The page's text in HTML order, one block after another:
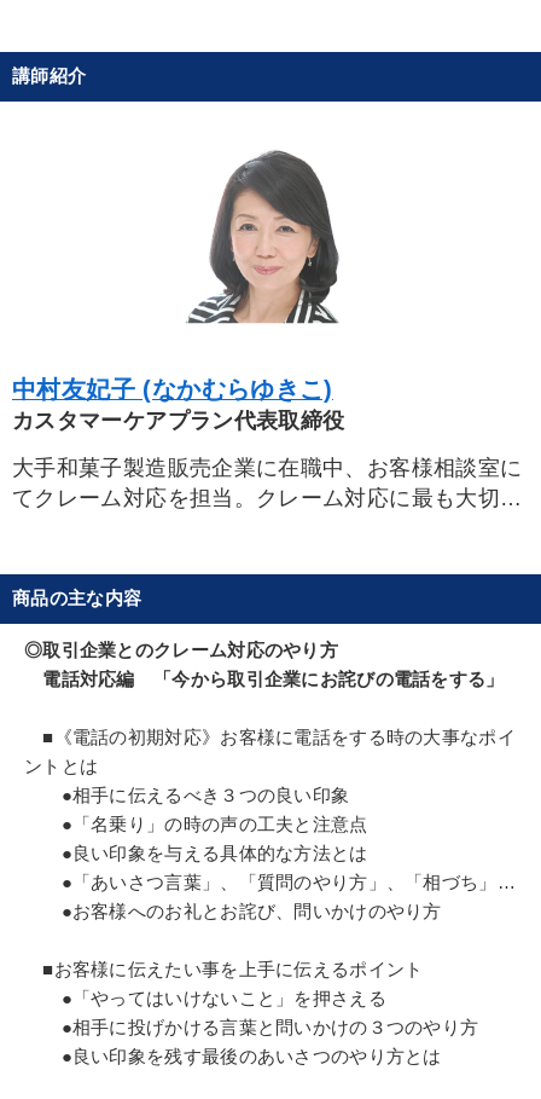
※「更新」を押すと「タグ・キーワード」を更新いただけます。
講師紹介
中村友妃子 (なかむらゆきこ)
カスタマーケアプラン代表取締役
大手和菓子製造販売企業に在職中、お客様相談室に
てクレーム対応を担当。クレーム対応に最も大切な
を体系化。企業での講演、ロールプレイング、応対
診断など、実務に密着した苦情対応研修に取り組
み、東奔西走の毎日を送る。
明日から使えるテクニカルな内容と、研修スタイル
ム対応に疲れた心を元気にしてくれると、たくさん
の企業や受講者から根強い人気を得ている。
商品の主な内容
◎取引企業とのクレーム対応のやり方
電話対応編 「今から取引企業にお詫びの電話をする」
■《電話の初期対応》お客様に電話をする時の大事なポイ
ントとは
●相手に伝えるべき３つの良い印象
●「名乗り」の時の声の工夫と注意点
●良い印象を与える具体的な方法とは
●「あいさつ言葉」、「質問のやり方」、「相づち」…
●お客様へのお礼とお詫び、問いかけのやり方
■お客様に伝えたい事を上手に伝えるポイント
●「やってはいけないこと」を押さえる
●相手に投げかける言葉と問いかけの３つのやり方
●良い印象を残す最後のあいさつのやり方とは